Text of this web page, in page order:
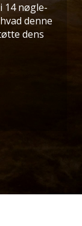
14 nøgle-
denne
dens